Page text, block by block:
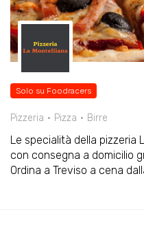
Solo su Foodracers
Pizzeria Pizza Birre
Le specialità della pizzeria
con consegna a domicilio
Ordina a Treviso a cena